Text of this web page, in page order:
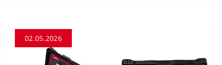
02.05.2026